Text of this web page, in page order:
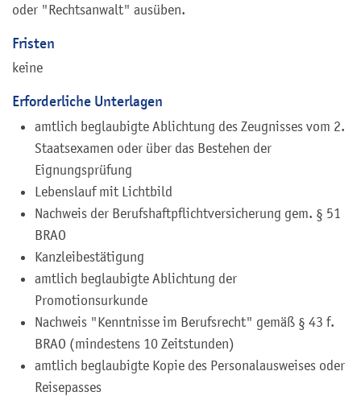
oder "Rechtsanwalt" ausüben.
Fristen
keine
Erforderliche Unterlagen
amtlich beglaubigte Ablichtung des Zeugnisses vom 2.
Staatsexamen oder über das Bestehen der
Eignungsprüfung
Lebenslauf mit Lichtbild
Nachweis der Berufshaftpflichtversicherung gem. § 51
BRAO
Kanzleibestätigung
amtlich beglaubigte Ablichtung der
Promotionsurkunde
Nachweis "Kenntnisse im Berufsrecht" gemäß § 43 f.
BRAO (mindestens 10 Zeitstunden)
amtlich beglaubigte Kopie des Personalausweises oder
Reisepasses